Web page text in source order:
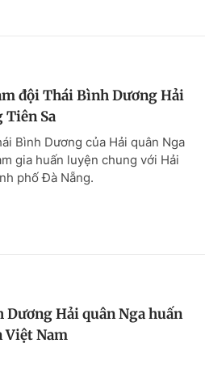
đội Thái Bình Dương Hải
Tiên Sa
Bình Dương của Hải quân Nga
gia huấn luyện chung với Hải
phố Đà Nẵng.
Hải quân Nga huấn
Việt Nam